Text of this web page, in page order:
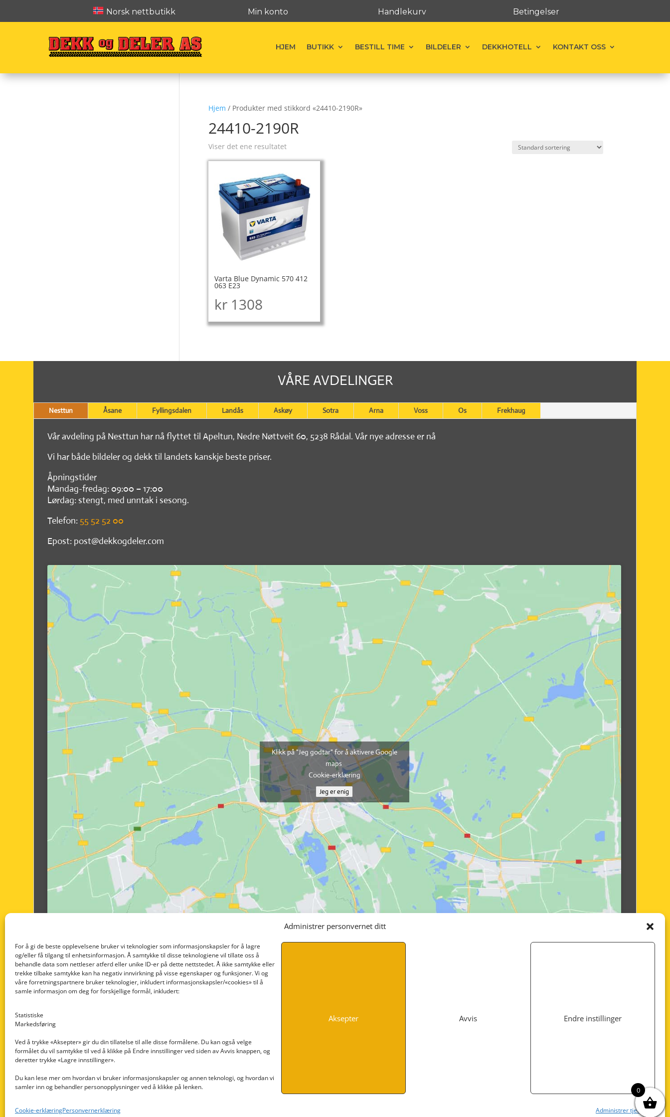
Administrer personvernet ditt
For å gi de beste opplevelsene bruker vi teknologier som informasjonskapsler for å lagre
og/eller få tilgang til enhetsinformasjon. Å samtykke til disse teknologiene vil tillate oss å
behandle data som nettleser atferd eller unike ID-er på dette nettstedet. Å ikke samtykke eller
trekke tilbake samtykke kan ha negativ innvirkning på visse egenskaper og funksjoner. Vi og
våre forretningspartnere bruker teknologier, inkludert informasjonskapsler/«cookies» til å
samle informasjon om deg for forskjellige formål, inkludert:
Statistiske
Markedsføring
Ved å trykke «Aksepter» gir du din tillatelse til alle disse formålene. Du kan også velge
formålet du vil samtykke til ved å klikke på Endre innstillinger ved siden av Avvis knappen, og
deretter trykke «Lagre innstillinger».
Du kan lese mer om hvordan vi bruker informasjonskapsler og annen teknologi, og hvordan vi
samler inn og behandler personopplysninger ved å klikke på lenken.
Administrer tjenester
Aksepter Avvis Endre instillinger
Cookie-erklæringPersonvernerklæring
Norsk nettbutikk Min konto Handlekurv Betingelser
HJEM BUTIKK BESTILL TIME BILDELER DEKKHOTELL KONTAKT OSS
Hjem / Produkter med stikkord «24410-2190R»
24410-2190R
Viser det ene resultatet
Varta Blue Dynamic 570 412
063 E23
kr1308
VÅRE AVDELINGER
Nesttun Åsane Fyllingsdalen Landås Askøy Sotra Arna Voss Os Frekhaug
Vår avdeling på Nesttun har nå flyttet til Apeltun, Nedre Nøttveit 60, 5238 Rådal. Vår nye adresse er nå
Vi har både bildeler og dekk til landets kanskje beste priser.
Åpningstider
Mandag-fredag: 09:00 – 17:00
Lørdag: stengt, med unntak i sesong.
Telefon: 55 52 52 00
Epost: post@dekkogdeler.com
Klikk på "Jeg godtar" for å aktivere Google
maps
Cookie-erklæring
Jeg er enig
Nedre Nøttveit 60, 5238 Rådal
Org. nr: 996430022
INFORMASJON
0